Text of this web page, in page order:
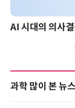
과학 많이 본 뉴스